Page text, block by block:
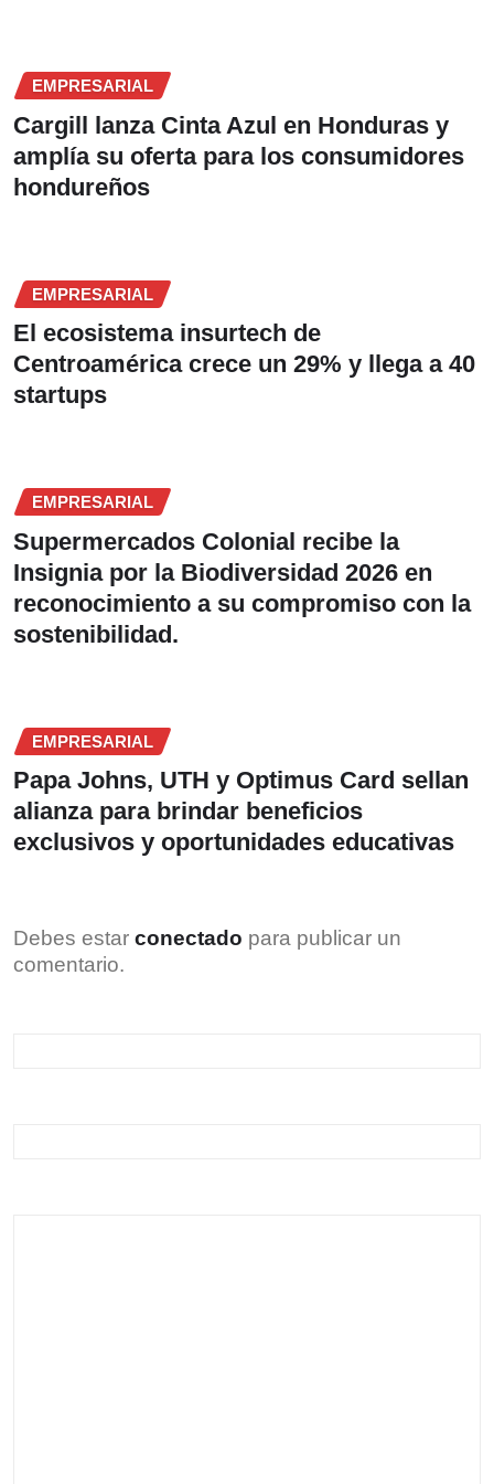
EMPRESARIAL
Cargill lanza Cinta Azul en Honduras y
amplía su oferta para los consumidores
hondureños
EMPRESARIAL
El ecosistema insurtech de
Centroamérica crece un 29% y llega a 40
startups
EMPRESARIAL
Supermercados Colonial recibe la
Insignia por la Biodiversidad 2026 en
reconocimiento a su compromiso con la
sostenibilidad.
EMPRESARIAL
Papa Johns, UTH y Optimus Card sellan
alianza para brindar beneficios
exclusivos y oportunidades educativas
Debes estar conectado para publicar un
comentario.